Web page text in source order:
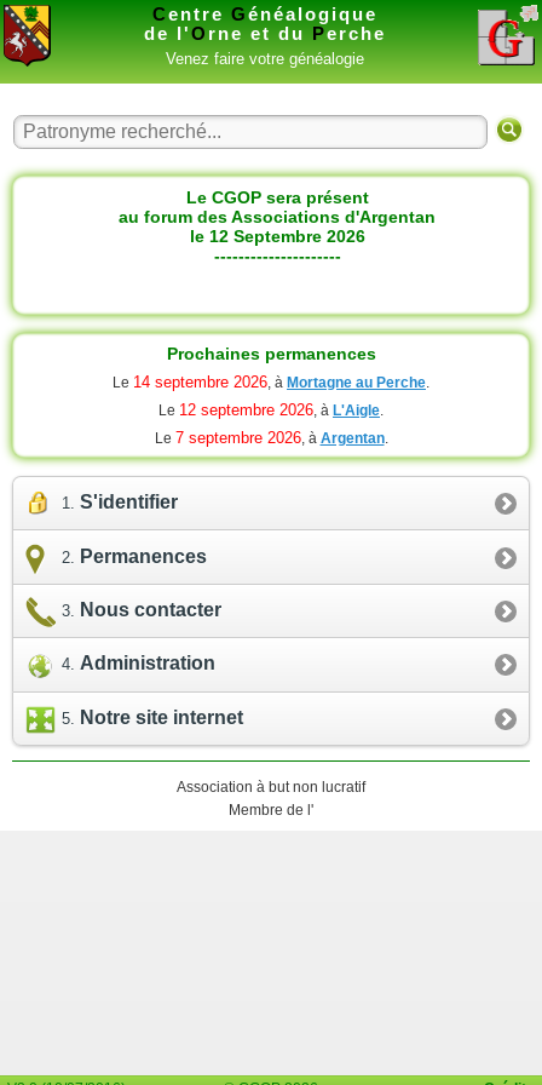
Centre Généalogique
de l'O rne et du Perche
Venez faire votre généalogie
Le CGOP sera présent
au forum des Associations d'Argentan
le 12 Septembre 2026
---------------------
Prochaines permanences
Le 14 septembre 2026, à Mortagne au Perche.
Le 12 septembre 2026, à L'Aigle.
Le 7 septembre 2026, à Argentan.
S'identifier
Permanences
Nous contacter
Administration
Notre site internet
Association à but non lucratif
Membre de l'